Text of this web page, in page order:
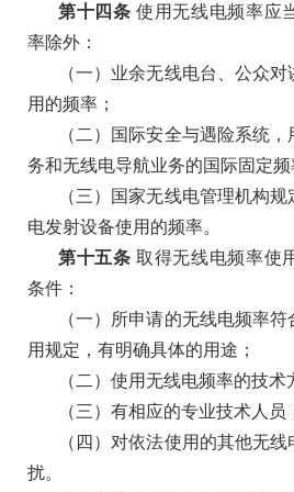
第十四条使用无线电频率应
率除外：
（一）业余无线电台、公众
用的频率；
（二）国际安全与遇险系统
务和无线电导航业务的国际固定频
（三）国家无线电管理机构
电发射设备使用的频率。
第十五条取得无线电频率使
条件：
（一）所申请的无线电频率
用规定，有明确具体的用途；
（二）使用无线电频率的技术
（三）有相应的专业技术人员
（四）对依法使用的其他无
扰。